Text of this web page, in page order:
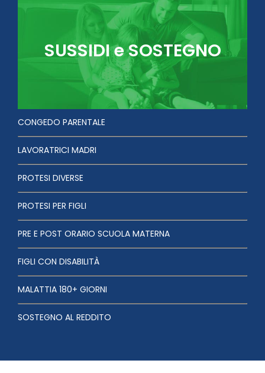
SUSSIDI e SOSTEGNO
CONGEDO PARENTALE
LAVORATRICI MADRI
PROTESI DIVERSE
PROTESI PER FIGLI
PRE E POST ORARIO SCUOLA MATERNA
FIGLI CON DISABILITÀ
MALATTIA 180+ GIORNI
SOSTEGNO AL REDDITO